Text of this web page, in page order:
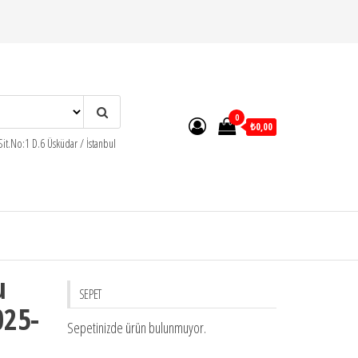
D.6 Üsküdar / İstanbul
0
₺0,00
SEPET
Sepetinizde ürün bulunmuyor.